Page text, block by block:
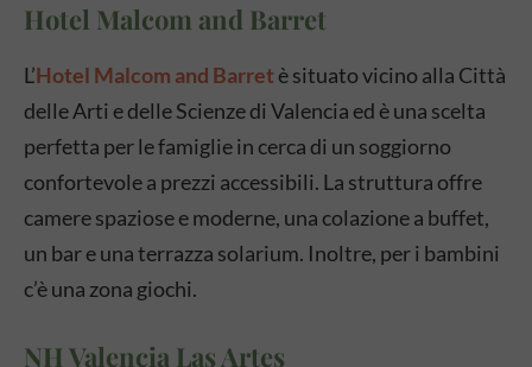
Hotel Malcom and Barret
L’Hotel Malcom and Barret è situato vicino alla Città
delle Arti e delle Scienze di Valencia ed è una scelta
perfetta per le famiglie in cerca di un soggiorno
confortevole a prezzi accessibili. La struttura offre
camere spaziose e moderne, una colazione a buffet,
un bar e una terrazza solarium. Inoltre, per i bambini
c’è una zona giochi.
NH Valencia Las Artes